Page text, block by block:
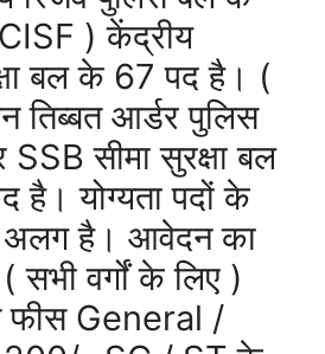
) केंद्रीय
बल के 67 पद है। (
तिब्बत आर्डर पुलिस
सीमा सुरक्षा बल
योग्यता पदों के
है। आवेदन का
वर्गों के लिए )
फीस General /